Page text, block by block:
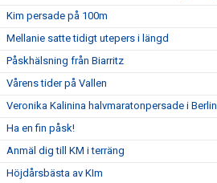
Kim persade på 100m
Mellanie satte tidigt utepers i längd
Påskhälsning från Biarritz
Vårens tider på Vallen
Veronika Kalinina halvmaratonpersade i Berlin
Ha en fin påsk!
Anmäl dig till KM i terräng
Höjdårsbästa av KIm